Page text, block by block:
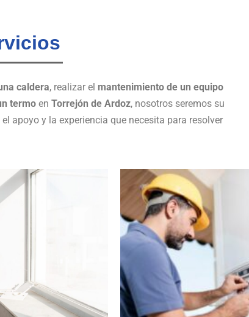
caldera, realizar el mantenimiento de un equipo
termo en Torrejón de Ardoz, nosotros seremos su
apoyo y la experiencia que necesita para resolver